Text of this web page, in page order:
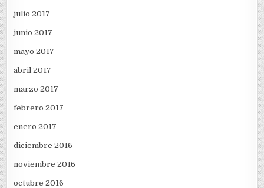
julio 2017
junio 2017
mayo 2017
abril 2017
marzo 2017
febrero 2017
enero 2017
diciembre 2016
noviembre 2016
octubre 2016